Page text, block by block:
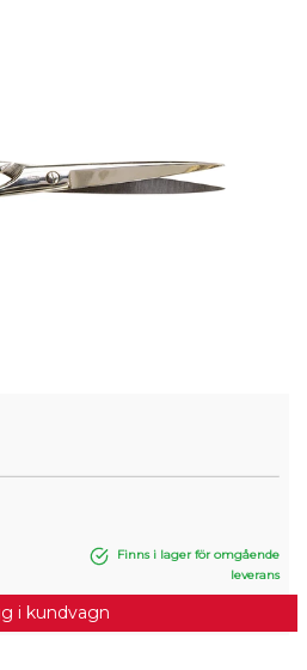
Finns i lager för omgående
leverans
i kundvagn